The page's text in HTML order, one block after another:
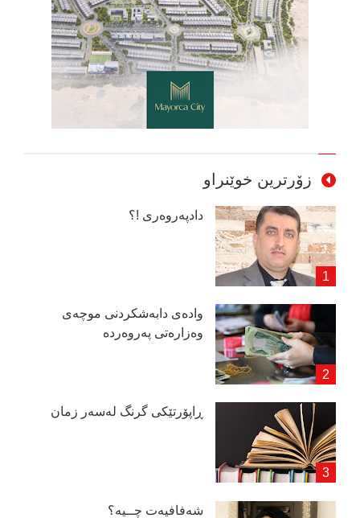
زۆرترین خوێنراو
دادپەروەری !؟
وادەی دابەشكردنی موچەی
وەزارەتی پەروەردە
ڕاپۆرتێكی گرنگ لەسەر زمان
شەفافیەت چــیە؟